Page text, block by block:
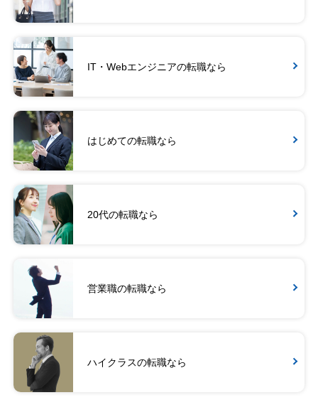
IT・Webエンジニアの転職なら
はじめての転職なら
20代の転職なら
営業職の転職なら
ハイクラスの転職なら